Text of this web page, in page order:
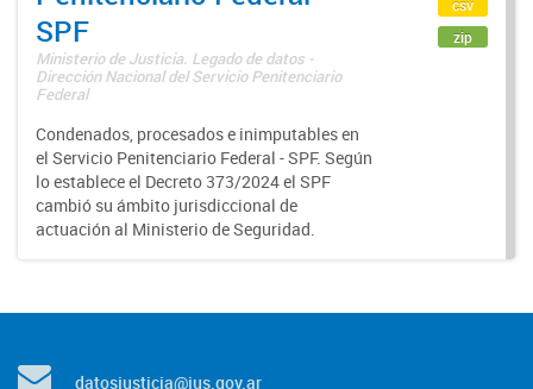
SPF
Ministerio de Justicia. Legado de datos -
Dirección Nacional del Servicio Penitenciario
Federal
Condenados, procesados e inimputables en
el Servicio Penitenciario Federal - SPF. Según
lo establece el Decreto 373/2024 el SPF
cambió su ámbito jurisdiccional de
actuación al Ministerio de Seguridad.
csv
zip
datosjusticia@jus.gov.ar